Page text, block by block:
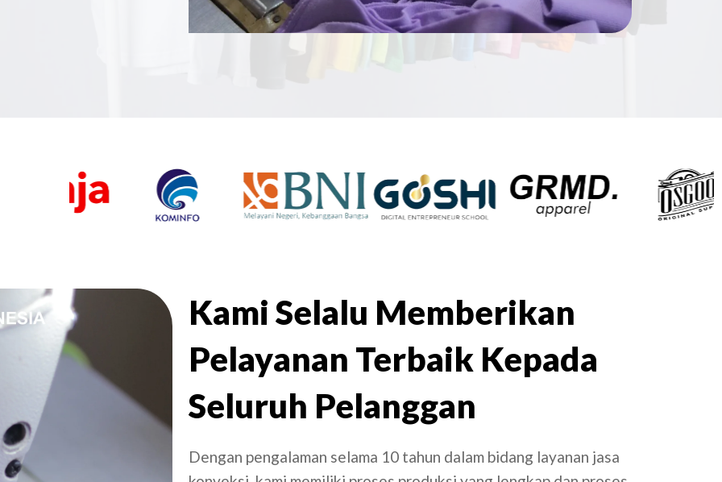
Kami Selalu Memberikan
Pelayanan Terbaik Kepada
Seluruh Pelanggan
Dengan pengalaman selama 10 tahun dalam bidang layanan jasa